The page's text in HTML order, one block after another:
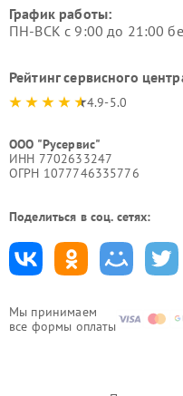
Мы принимаем
все формы оплаты
График работы:
ПН-ВСК с 9:00 до 21:00
Рейтинг сервисного
4.9-5.0
ООО "Русервис"
ИНН 7702633247
ОГРН 1077746335776
Поделиться в соц. сетях: